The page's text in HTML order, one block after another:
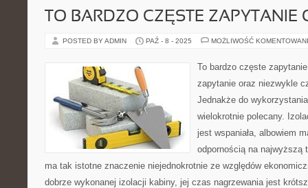
TO BARDZO CZĘSTE ZAPYTANIE
POSTED BY ADMIN PAŹ - 8 - 2025 MOŻLIWOŚĆ
To bardzo częste
zapytanie oraz niezwykle
Jednakże do
wielokrotnie polecany.
jest wspaniała, albowiem
odpornością na najwyższą
ma tak istotne znaczenie niejednokrotnie ze względów
dobrze wykonanej izolacji kabiny, jej czas nagrzewania jest